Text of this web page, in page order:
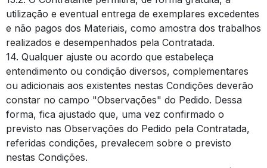
utilização e eventual entrega de exemplares excedentes
e não pagos dos Materiais, como amostra dos trabalhos
realizados e desempenhados pela Contratada.
14. Qualquer ajuste ou acordo que estabeleça
entendimento ou condição diversos, complementares
ou adicionais aos existentes nestas Condições deverão
constar no campo "Observações" do Pedido. Dessa
forma, fica ajustado que, uma vez confirmado o
previsto nas Observações do Pedido pela Contratada,
referidas condições, prevalecem sobre o previsto
nestas Condições.